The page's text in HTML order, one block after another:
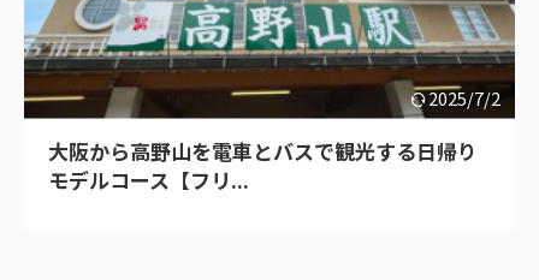
2025/7/2
大阪から高野山を電車とバスで観光する日帰り
モデルコース【フリ...